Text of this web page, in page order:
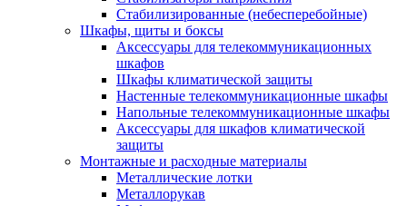
Стабилизированные (небесперебойные)
Шкафы, щиты и боксы
Аксессуары для телекоммуникационных
шкафов
Шкафы климатической защиты
Настенные телекоммуникационные шкафы
Напольные телекоммуникационные шкафы
Аксессуары для шкафов климатической
защиты
Монтажные и расходные материалы
Металлические лотки
Металлорукав